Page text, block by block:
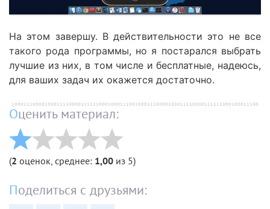
На этом завершу. В действительности это не все
такого рода программы, но я постарался выбрать
лучшие из них, в том числе и бесплатные, надеюсь,
для ваших задач их окажется достаточно.
Оценить материал:
(2 оценок, среднее: 1,00 из 5)
Поделиться с друзьями: